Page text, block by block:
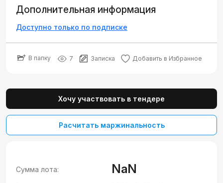
Дополнительная информация
Доступно только по подписке
В папку 7 Записка Добавить в Избранное
Хочу участвовать в тендере
Расчитать маржинальность
Сумма лота: NaN